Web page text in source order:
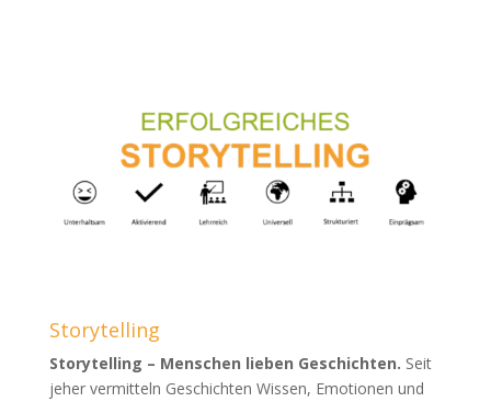
Storytelling
Storytelling – Menschen lieben Geschichten. Seit
jeher vermitteln Geschichten Wissen, Emotionen und